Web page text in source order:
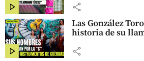
share
Las González
historia de su
share